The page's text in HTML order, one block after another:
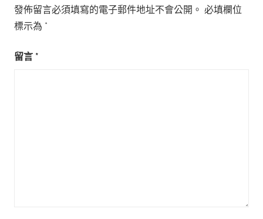
發佈留言必須填寫的電子郵件地址不會公開。 必填欄位
標示為 *
留言 *